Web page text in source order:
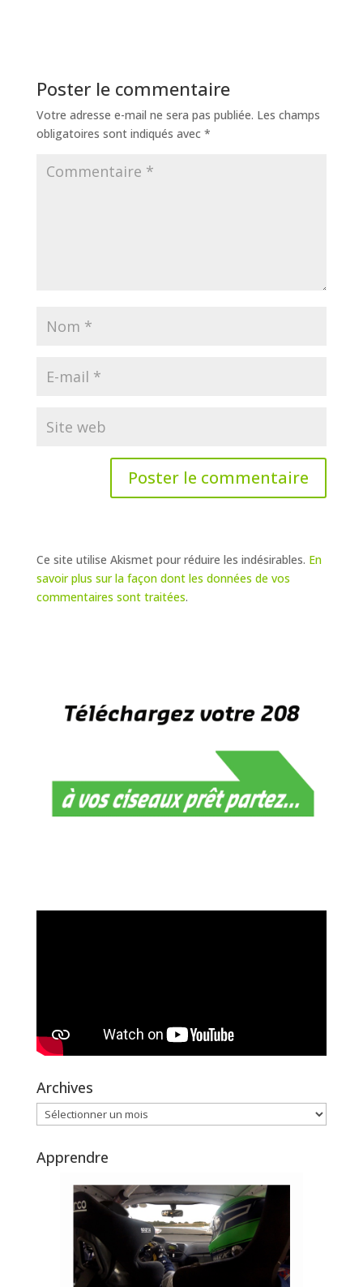
Poster le commentaire
Votre adresse e-mail ne sera pas publiée. Les champs
obligatoires sont indiqués avec *
Ce site utilise Akismet pour réduire les indésirables. En
savoir plus sur la façon dont les données de vos
commentaires sont traitées.
Archives
Archives
Apprendre